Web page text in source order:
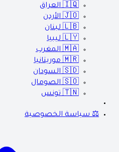
🇮🇶 العراق
🇯🇴 الأردن
🇱🇧 لبنان
🇱🇾 ليبيا
🇲🇦 المغرب
🇲🇷 موريتانيا
🇸🇩 السودان
🇸🇴 الصومال
🇹🇳 تونس
⚖️ سياسة الخصوصية